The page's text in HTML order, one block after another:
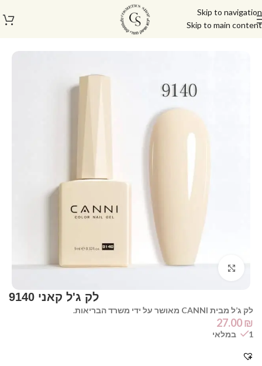
Skip to navigation
Skip to main content
Click to enlarge
לק ג’ל מבית CANNI מאושר על ידי משרד הבריאות.
27.00₪
1 במלאי